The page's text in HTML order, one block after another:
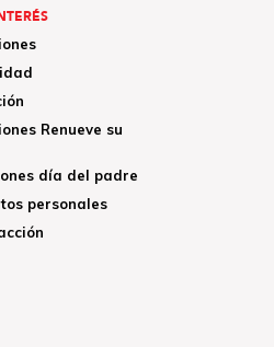
Renueve su
día del padre
personales